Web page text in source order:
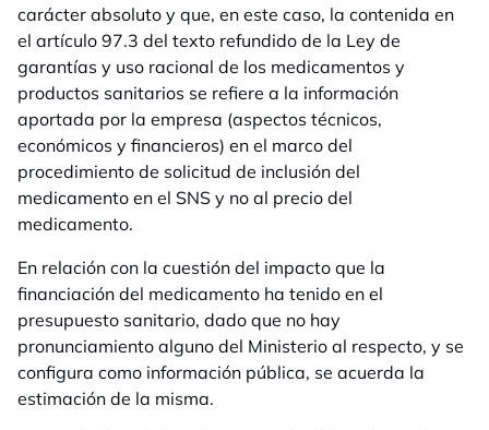
carácter absoluto y que, en este caso, la contenida en
el artículo 97.3 del texto refundido de la Ley de
garantías y uso racional de los medicamentos y
productos sanitarios se refiere a la información
aportada por la empresa (aspectos técnicos,
económicos y financieros) en el marco del
procedimiento de solicitud de inclusión del
medicamento en el SNS y no al precio del
medicamento.
En relación con la cuestión del impacto que la
financiación del medicamento ha tenido en el
presupuesto sanitario, dado que no hay
pronunciamiento alguno del Ministerio al respecto, y se
configura como información pública, se acuerda la
estimación de la misma.